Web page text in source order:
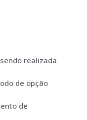
realizada
de opção
de